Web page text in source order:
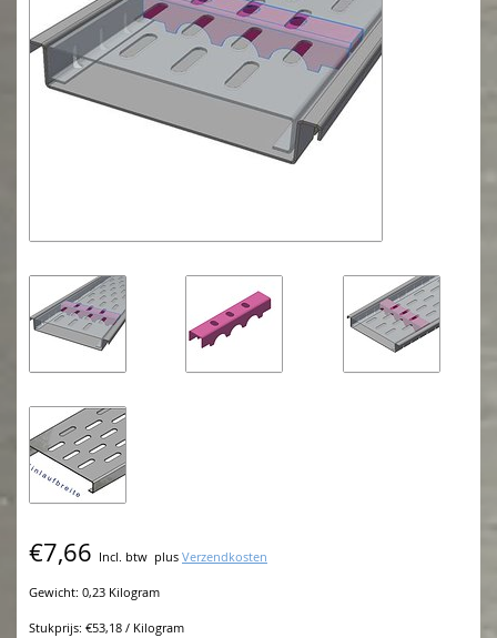
€7,66 Incl. btw plus Verzendkosten
Gewicht: 0,23 Kilogram
Stukprijs: €53,18 / Kilogram